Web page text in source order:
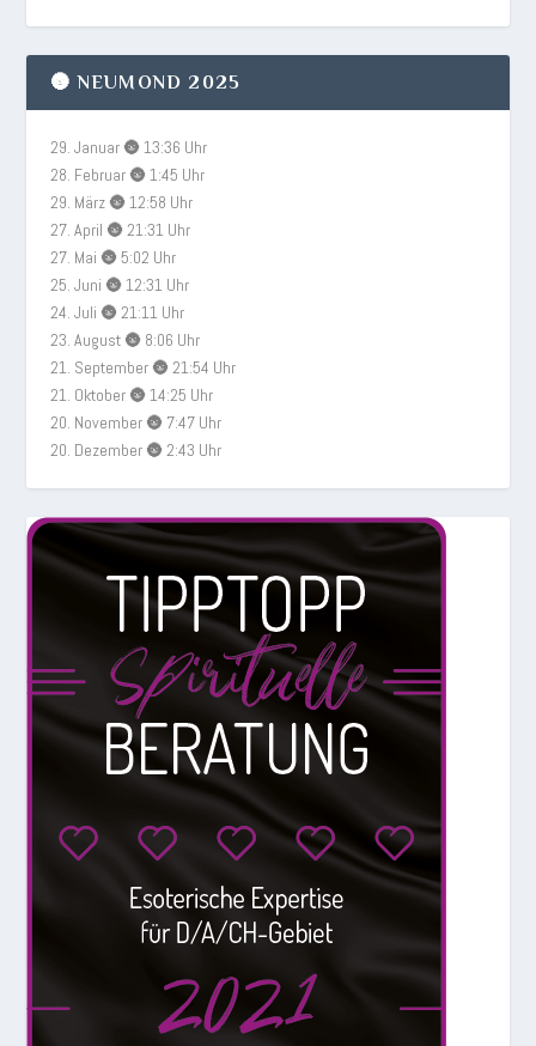
🌚 NEUMOND 2025
29. Januar 🌚 13:36 Uhr
28. Februar 🌚 1:45 Uhr
29. März 🌚 12:58 Uhr
27. April 🌚 21:31 Uhr
27. Mai 🌚 5:02 Uhr
25. Juni 🌚 12:31 Uhr
24. Juli 🌚 21:11 Uhr
23. August 🌚 8:06 Uhr
21. September 🌚 21:54 Uhr
21. Oktober 🌚 14:25 Uhr
20. November 🌚 7:47 Uhr
20. Dezember 🌚 2:43 Uhr